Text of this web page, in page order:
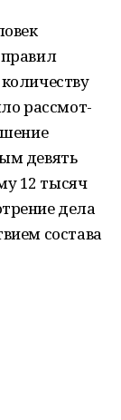
рассмот­
девять
12 тысяч
дела
состава